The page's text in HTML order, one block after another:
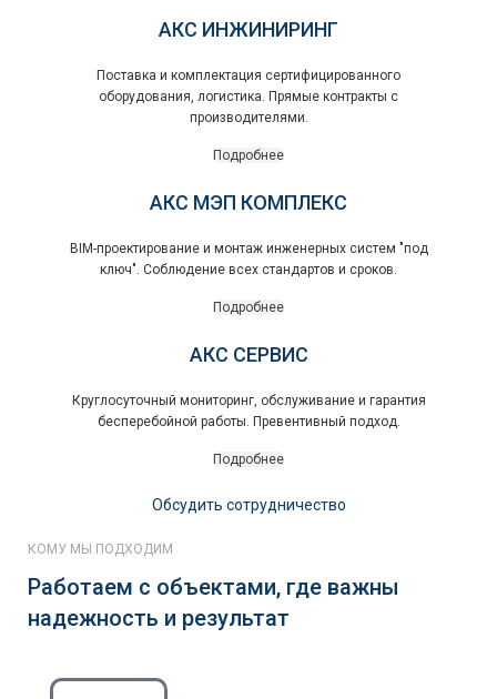
АКС ИНЖИНИРИНГ
Поставка и комплектация сертифицированного
оборудования, логистика. Прямые контракты с
производителями.
Подробнее
АКС МЭП КОМПЛЕКС
BIM-проектирование и монтаж инженерных систем "под
ключ". Соблюдение всех стандартов и сроков.
Подробнее
АКС СЕРВИС
Круглосуточный мониторинг, обслуживание и гарантия
бесперебойной работы. Превентивный подход.
Подробнее
Обсудить сотрудничество
КОМУ МЫ ПОДХОДИМ
Работаем с объектами, где важны
надежность и результат